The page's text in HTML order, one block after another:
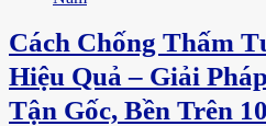
Cách Chống Thấm
Hiệu Quả – Giải
Tận Gốc, Bền Trên